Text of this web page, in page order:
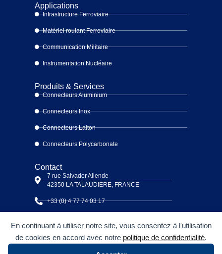
En continuant à utiliser notre site, vous consentez à l'utilisation
de cookies en accord avec notre politique de confidentialité.
Applications
Infrastructure Ferroviaire
Matériel roulant Ferroviaire
Communication Militaire
Instrumentation Nucléaire
Produits & Services
Connecteurs Aluminium
Connecteurs Inox
Connecteurs Laiton
Connecteurs Polycarbonate
Contact
7 rue Salvador Allende
42350 LA TALAUDIERE, FRANCE
+33 (0) 4 77 74 03 17